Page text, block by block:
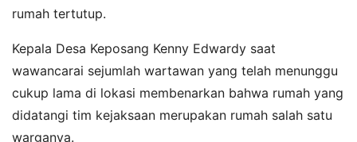
rumah tertutup.
Kepala Desa Keposang Kenny Edwardy saat
wawancarai sejumlah wartawan yang telah menunggu
cukup lama di lokasi membenarkan bahwa rumah yang
didatangi tim kejaksaan merupakan rumah salah satu
warganya.